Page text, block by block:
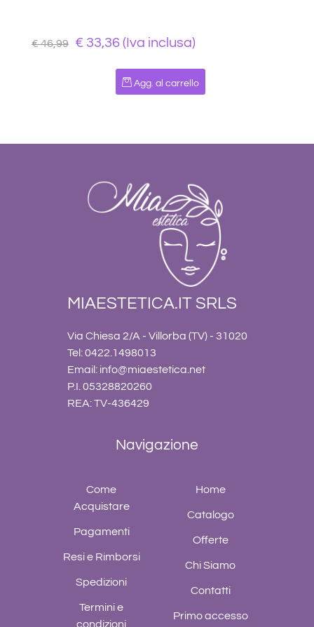
€ 46,99 € 33,36 (Iva inclusa)
Quantità
Agg. al carrello
MIAESTETICA.IT SRLS
Via Chiesa 2/A - Villorba (TV) - 31020
Tel: 0422.1498013
Email: info@miaestetica.net
P.I. 05328820260
REA: TV-436429
Navigazione
Come
Acquistare
Pagamenti
Resi e Rimborsi
Spedizioni
Termini e
condizioni
Home
Catalogo
Offerte
Chi Siamo
Contatti
Primo accesso